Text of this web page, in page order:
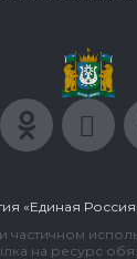
«Единая
частичном
на ресурс